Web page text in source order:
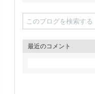
最近のコメント